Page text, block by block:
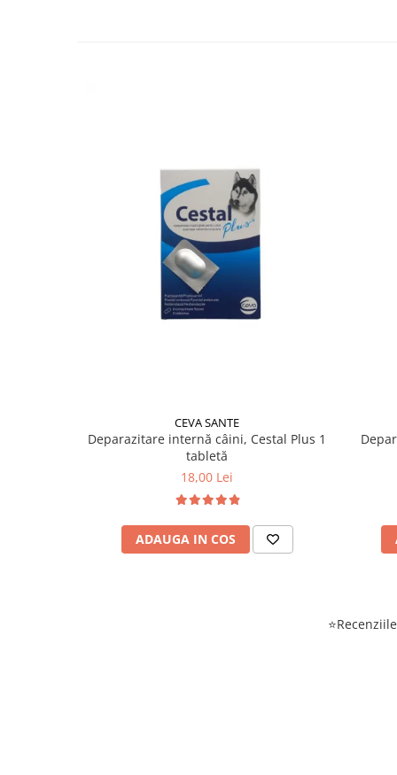
CEVA SANTE
Deparazitare internă câini, Cestal Plus 1
tabletă
18,00 Lei
ADAUGA IN COS